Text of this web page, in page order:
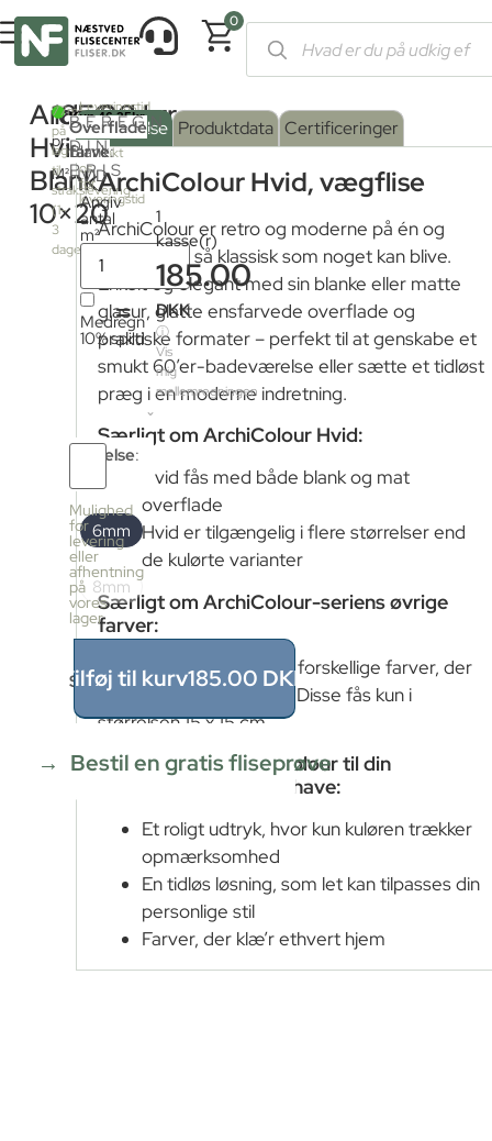
0
Forside/Shop/Fliser og klinker
ArchiColour
Hvid
Blank
10×20
185,00kr.
pr.
M²
77m2
på
lager
til
strakslevering
(1-
3
dage)
Leveringstid
fra
fjernlager:
Kontakt
os
for
leveringstid
Serie
farve:
HVID
Overflade:
Blank
Blank
Mat
Tykkelse:
6mm
8mm
Størrelse
BEREGN
DIN
PRIS
Angiv
antal
m²
Medregn
10% spild
=
1
kasse(r)
185.00
DKK
ⓘ
Vis
mig
mellemregningen
Antal
fliser
pr.
kasse
50
stk
≈
1m²
Pris
kasse
185
DKK
÷
1m²
Mulighed
for
levering
eller
afhentning
på
vores
lager
Tilføj til kurv185.00 DKK
Bestil en gratis fliseprøve
Beskrivelse Produktdata Certificeringer
ArchiColour Hvid, vægflise
ArchiColour er retro og moderne på én og
samme tid, så klassisk som noget kan blive.
Enkelt og elegant med sin blanke eller matte
glasur, glatte ensfarvede overflade og
praktiske formater – perfekt til at genskabe et
smukt 60’er-badeværelse eller sætte et tidløst
præg i en moderne indretning.
Særligt om ArchiColour Hvid:
Hvid fås med både blank og mat
overflade
Hvid er tilgængelig i flere størrelser end
de kulørte varianter
Særligt om ArchiColour-seriens øvrige
farver:
Serien rummer over 40 forskellige farver, der
alle har blank overflade. Disse fås kun i
størrelsen 15 x 15 cm.
Du skal vælge ArchiColour til din
indretning, hvis du vil have:
Et roligt udtryk, hvor kun kuløren trækker
opmærksomhed
En tidløs løsning, som let kan tilpasses din
personlige stil
Farver, der klæ’r ethvert hjem